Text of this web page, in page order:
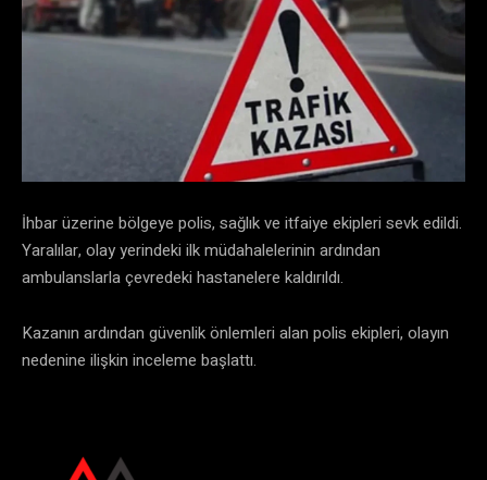
İhbar üzerine bölgeye polis, sağlık ve itfaiye ekipleri sevk edildi.
Yaralılar, olay yerindeki ilk müdahalelerinin ardından
ambulanslarla çevredeki hastanelere kaldırıldı.
Kazanın ardından güvenlik önlemleri alan polis ekipleri, olayın
nedenine ilişkin inceleme başlattı.